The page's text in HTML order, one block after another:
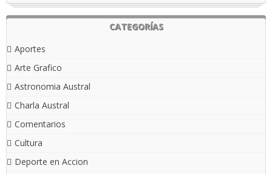
CATEGORÍAS
Aportes
Arte Grafico
Astronomia Austral
Charla Austral
Comentarios
Cultura
Deporte en Accion